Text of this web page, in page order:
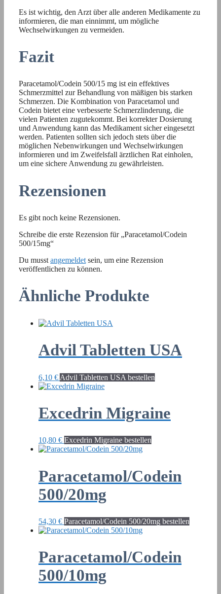
Es ist wichtig, den Arzt über alle anderen Medikamente zu
informieren, die man einnimmt, um mögliche
Wechselwirkungen zu vermeiden.
Fazit
Paracetamol/Codein 500/15 mg ist ein effektives
Schmerzmittel zur Behandlung von mäßigen bis starken
Schmerzen. Die Kombination von Paracetamol und
Codein bietet eine verbesserte Schmerzlinderung, die
vielen Patienten zugutekommt. Bei korrekter Dosierung
und Anwendung kann das Medikament sicher eingesetzt
werden. Patienten sollten sich jedoch stets über die
möglichen Nebenwirkungen und Wechselwirkungen
informieren und im Zweifelsfall ärztlichen Rat einholen,
um eine sichere Anwendung zu gewährleisten.
Rezensionen
Es gibt noch keine Rezensionen.
Schreibe die erste Rezension für „Paracetamol/Codein
500/15mg“
Du musst angemeldet sein, um eine Rezension
veröffentlichen zu können.
Ähnliche Produkte
Advil Tabletten USA
6,10 € Advil Tabletten USA bestellen
Excedrin Migraine
10,80 € Excedrin Migraine bestellen
Paracetamol/Codein
500/20mg
54,30 € Paracetamol/Codein 500/20mg bestellen
Paracetamol/Codein
500/10mg